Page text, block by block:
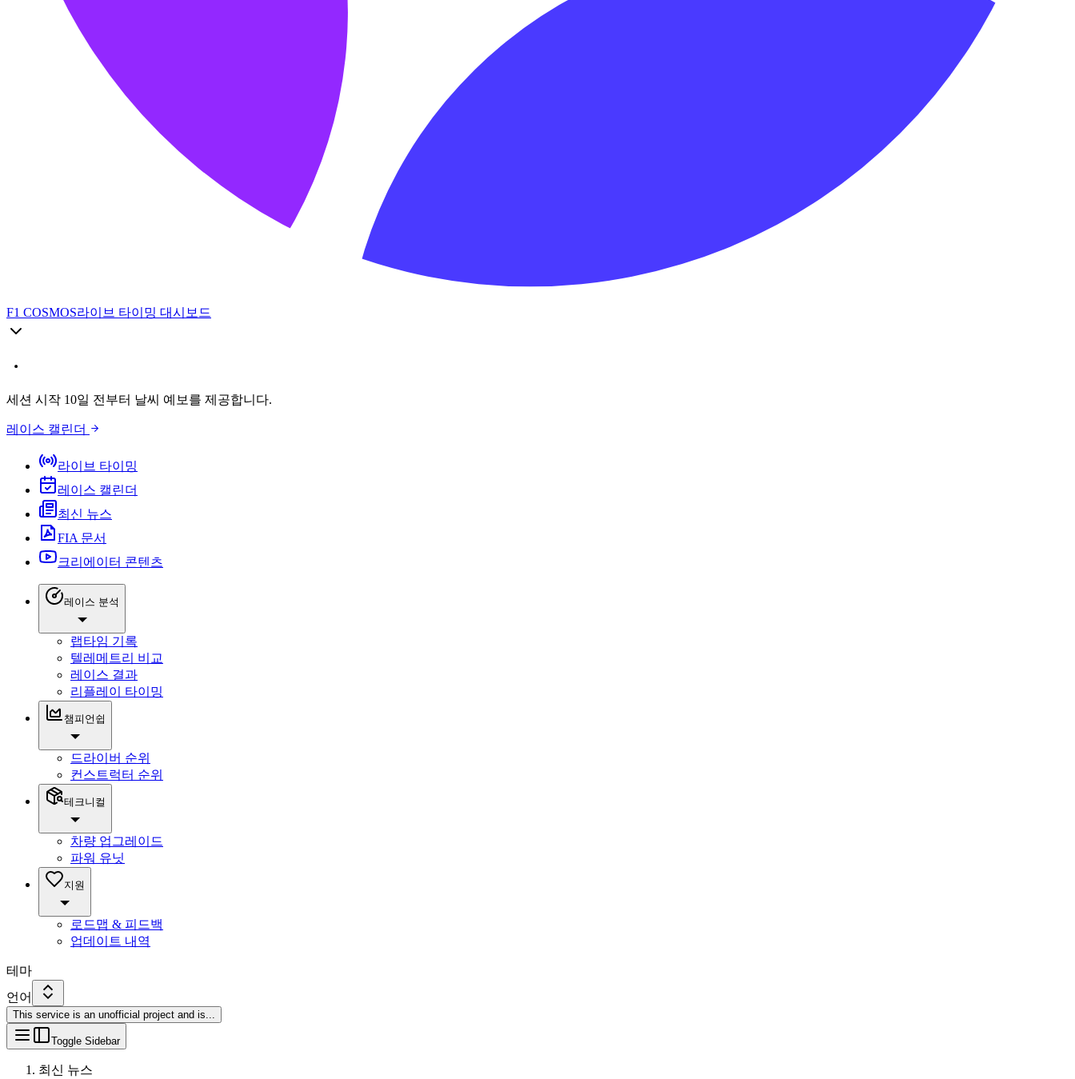
F1 COSMOS라이브 타이밍 대시보드
세션 시작 10일 전부터 날씨 예보를 제공합니다.
레이스 캘린더
라이브 타이밍
레이스 캘린더
최신 뉴스
FIA 문서
크리에이터 콘텐츠
레이스 분석
랩타임 기록
텔레메트리 비교
레이스 결과
리플레이 타이밍
챔피언쉽
드라이버 순위
컨스트럭터 순위
테크니컬
차량 업그레이드
파워 유닛
지원
로드맵 & 피드백
업데이트 내역
테마
언어
This service is an unofficial project and is...
Toggle Sidebar
최신 뉴스